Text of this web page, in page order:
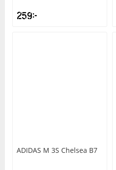
259kr
ADIDAS M 3S Chelsea B7